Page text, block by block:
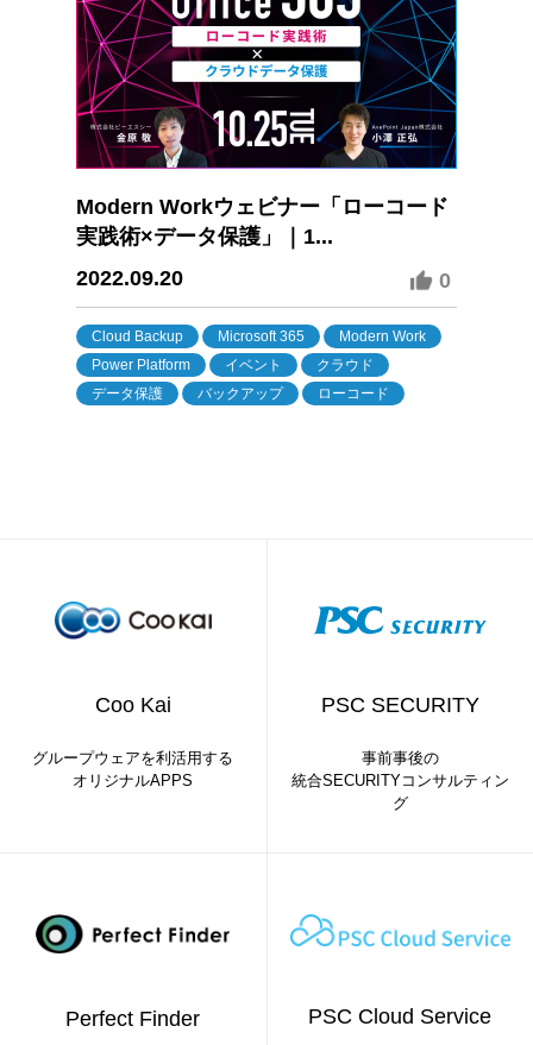
Modern Workウェビナー「ローコード
実践術×データ保護」｜1...
2022.09.20
0
Cloud Backup Microsoft 365
Modern Work
Power Platform
イベント
クラウド
データ保護
バックアップ ローコード
Coo Kai
グループウェアを利活用する
オリジナルAPPS
PSC SECURITY
事前事後の
統合SECURITYコンサルティン
グ
Perfect Finder PSC Cloud Service